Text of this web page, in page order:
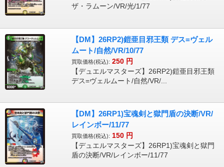
ザ・ラムーン/VR/光/1/77
【DM】26RP2)鎧亜目邪王類 デス=ヴェル
ムート/自然/VR/10/77
買取価格(税込): 250 円
【デュエルマスターズ】26RP2)鎧亜目邪王類
デス=ヴェルムート/自然/VR/...
【DM】26RP1)宝魂剣と獄門盾の決断/VR/
レインボー/11/77
買取価格(税込): 150 円
【デュエルマスターズ】26RP1)宝魂剣と獄門
盾の決断/VR/レインボー/11/77